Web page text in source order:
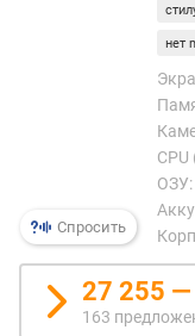
м
А
)
Спросить
нет
CPU
ОЗУ:
27 255
163